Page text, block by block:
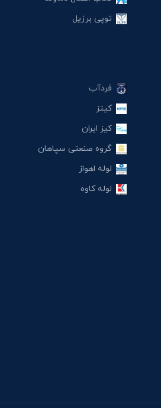
توپی برزیل
فردآب
کیتز
کیز ایران
گروه صنعتی سپاهان
لوله اهواز
لوله کاوه